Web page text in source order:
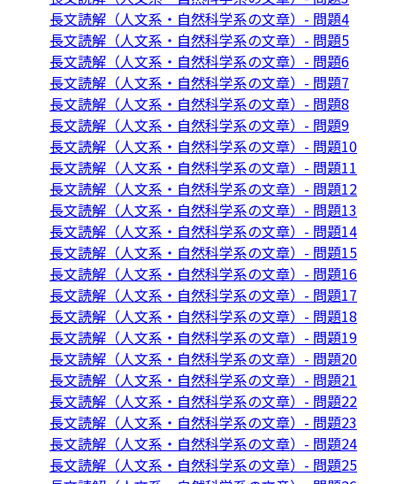
長文読解（人文系・自然科学系の文章）- 問題4
長文読解（人文系・自然科学系の文章）- 問題5
長文読解（人文系・自然科学系の文章）- 問題6
長文読解（人文系・自然科学系の文章）- 問題7
長文読解（人文系・自然科学系の文章）- 問題8
長文読解（人文系・自然科学系の文章）- 問題9
長文読解（人文系・自然科学系の文章）- 問題10
長文読解（人文系・自然科学系の文章）- 問題11
長文読解（人文系・自然科学系の文章）- 問題12
長文読解（人文系・自然科学系の文章）- 問題13
長文読解（人文系・自然科学系の文章）- 問題14
長文読解（人文系・自然科学系の文章）- 問題15
長文読解（人文系・自然科学系の文章）- 問題16
長文読解（人文系・自然科学系の文章）- 問題17
長文読解（人文系・自然科学系の文章）- 問題18
長文読解（人文系・自然科学系の文章）- 問題19
長文読解（人文系・自然科学系の文章）- 問題20
長文読解（人文系・自然科学系の文章）- 問題21
長文読解（人文系・自然科学系の文章）- 問題22
長文読解（人文系・自然科学系の文章）- 問題23
長文読解（人文系・自然科学系の文章）- 問題24
長文読解（人文系・自然科学系の文章）- 問題25